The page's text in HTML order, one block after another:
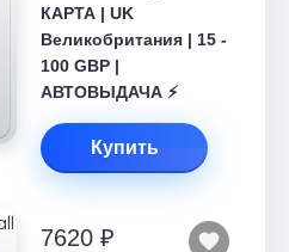
КАРТА | UK
Великобритания | 15 -
100 GBP |
АВТОВЫДАЧА ⚡️
Купить
7620 ₽